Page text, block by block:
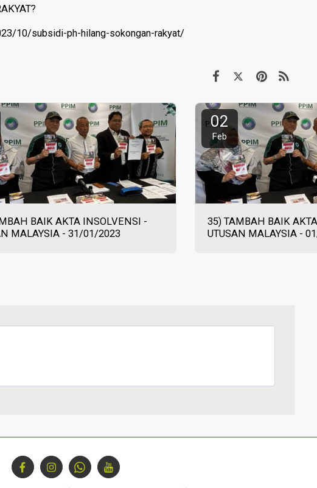
10/subsidi-ph-hilang-sokongan-rakyat/
BAIK AKTA INSOLVENSI -
MALAYSIA - 31/01/2023
02
Feb
35) TAMBAH BAIK
UTUSAN MALAYSIA -